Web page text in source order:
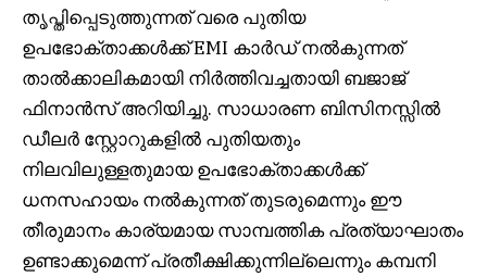
തൃപ്തിപ്പെടുത്തുന്നത് വരെ പുതിയ
ഉപഭോക്താക്കൾക്ക് EMI കാർഡ് നൽകുന്നത്
താൽക്കാലികമായി നിർത്തിവച്ചതായി ബജാജ്
ഫിനാൻസ് അറിയിച്ചു. സാധാരണ ബിസിനസ്സിൽ
ഡീലർ സ്റ്റോറുകളിൽ പുതിയതും
നിലവിലുള്ളതുമായ ഉപഭോക്താക്കൾക്ക്
ധനസഹായം നൽകുന്നത് തുടരുമെന്നും ഈ
തീരുമാനം കാര്യമായ സാമ്പത്തിക പ്രത്യാഘാതം
ഉണ്ടാക്കുമെന്ന് പ്രതീക്ഷിക്കുന്നില്ലെന്നും കമ്പനി